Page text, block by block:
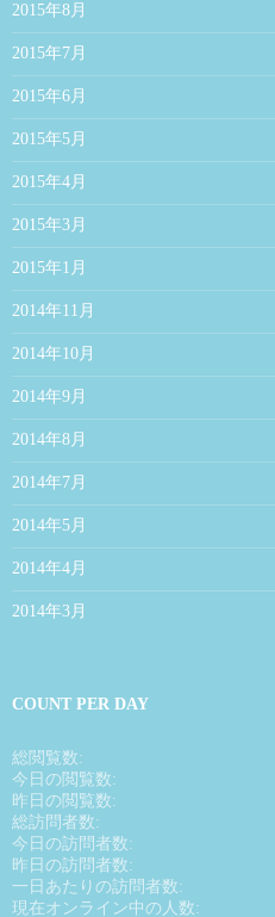
2015年8月
2015年7月
2015年6月
2015年5月
2015年4月
2015年3月
2015年1月
2014年11月
2014年10月
2014年9月
2014年8月
2014年7月
2014年5月
2014年4月
2014年3月
COUNT PER DAY
総閲覧数:
今日の閲覧数:
昨日の閲覧数:
総訪問者数:
今日の訪問者数:
昨日の訪問者数:
一日あたりの訪問者数:
現在オンライン中の人数: